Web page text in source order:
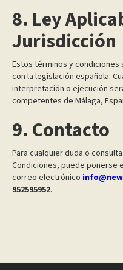
8. Ley
Jurisdicción
Estos términos y
con la legislación española.
interpretación o ejecución
competentes de Málaga,
9. Contacto
Para cualquier duda o
Condiciones, puede ponerse
correo electrónico
952595952.